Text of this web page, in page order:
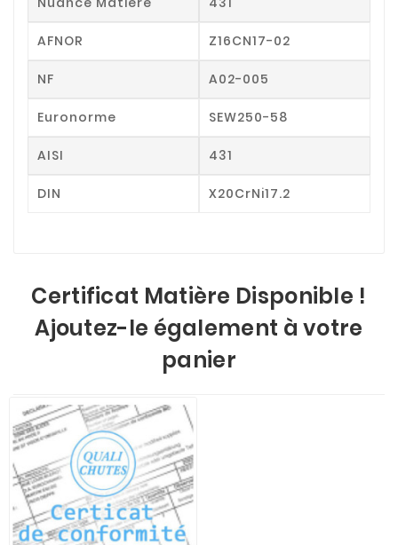
AFNOR Z16CN17-02
NF A02-005
Euronorme SEW250-58
AISI 431
DIN X20CrNi17.2
Certificat Matière Disponible !
Ajoutez-le également à votre
panier